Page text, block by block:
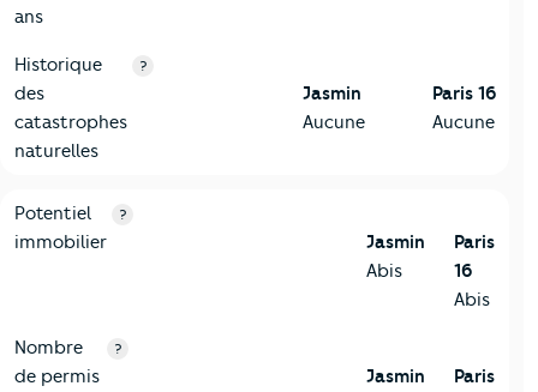
ans
Historique
des
catastrophes
naturelles
?
Jasmin
Aucune
Paris 16
Aucune
10-Logement
Critères Jasmin
Potentiel
immobilier
?
Jasmin
Abis
Paris
16
Abis
Nombre
de permis
?
Jasmin
Paris